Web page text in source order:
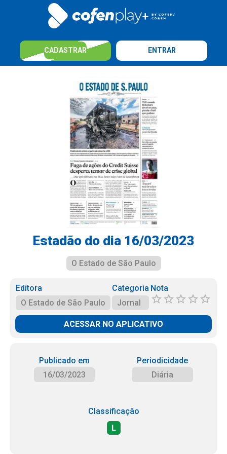
CADASTRAR ENTRAR
Estadão do dia 16/03/2023
O Estado de São Paulo
Editora
O Estado de São Paulo
Categoria
Jornal
Nota
ACESSAR NO APLICATIVO
Publicado em
16/03/2023
Periodicidade
Diária
Classificação
L